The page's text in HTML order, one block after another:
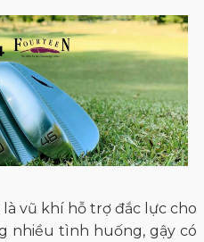
vũ khí hỗ trợ đắc lực cho
nhiều tình huống, gậy có